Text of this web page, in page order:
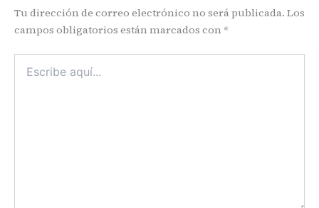
Tu dirección de correo electrónico no será publicada. Los
campos obligatorios están marcados con *
aquí...